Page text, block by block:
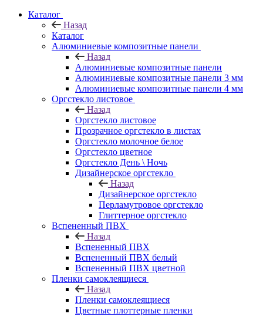
Каталог
Назад
Каталог
Алюминиевые композитные панели
Назад
Алюминиевые композитные панели
Алюминиевые композитные панели 3 мм
Алюминиевые композитные панели 4 мм
Оргстекло листовое
Назад
Оргстекло листовое
Прозрачное оргстекло в листах
Оргстекло молочное белое
Оргстекло цветное
Оргстекло День \ Ночь
Дизайнерское оргстекло
Назад
Дизайнерское оргстекло
Перламутровое оргстекло
Глиттерное оргстекло
Вспененный ПВХ
Назад
Вспененный ПВХ
Вспененный ПВХ белый
Вспененный ПВХ цветной
Пленки самоклеящиеся
Назад
Пленки самоклеящиеся
Цветные плоттерные пленки